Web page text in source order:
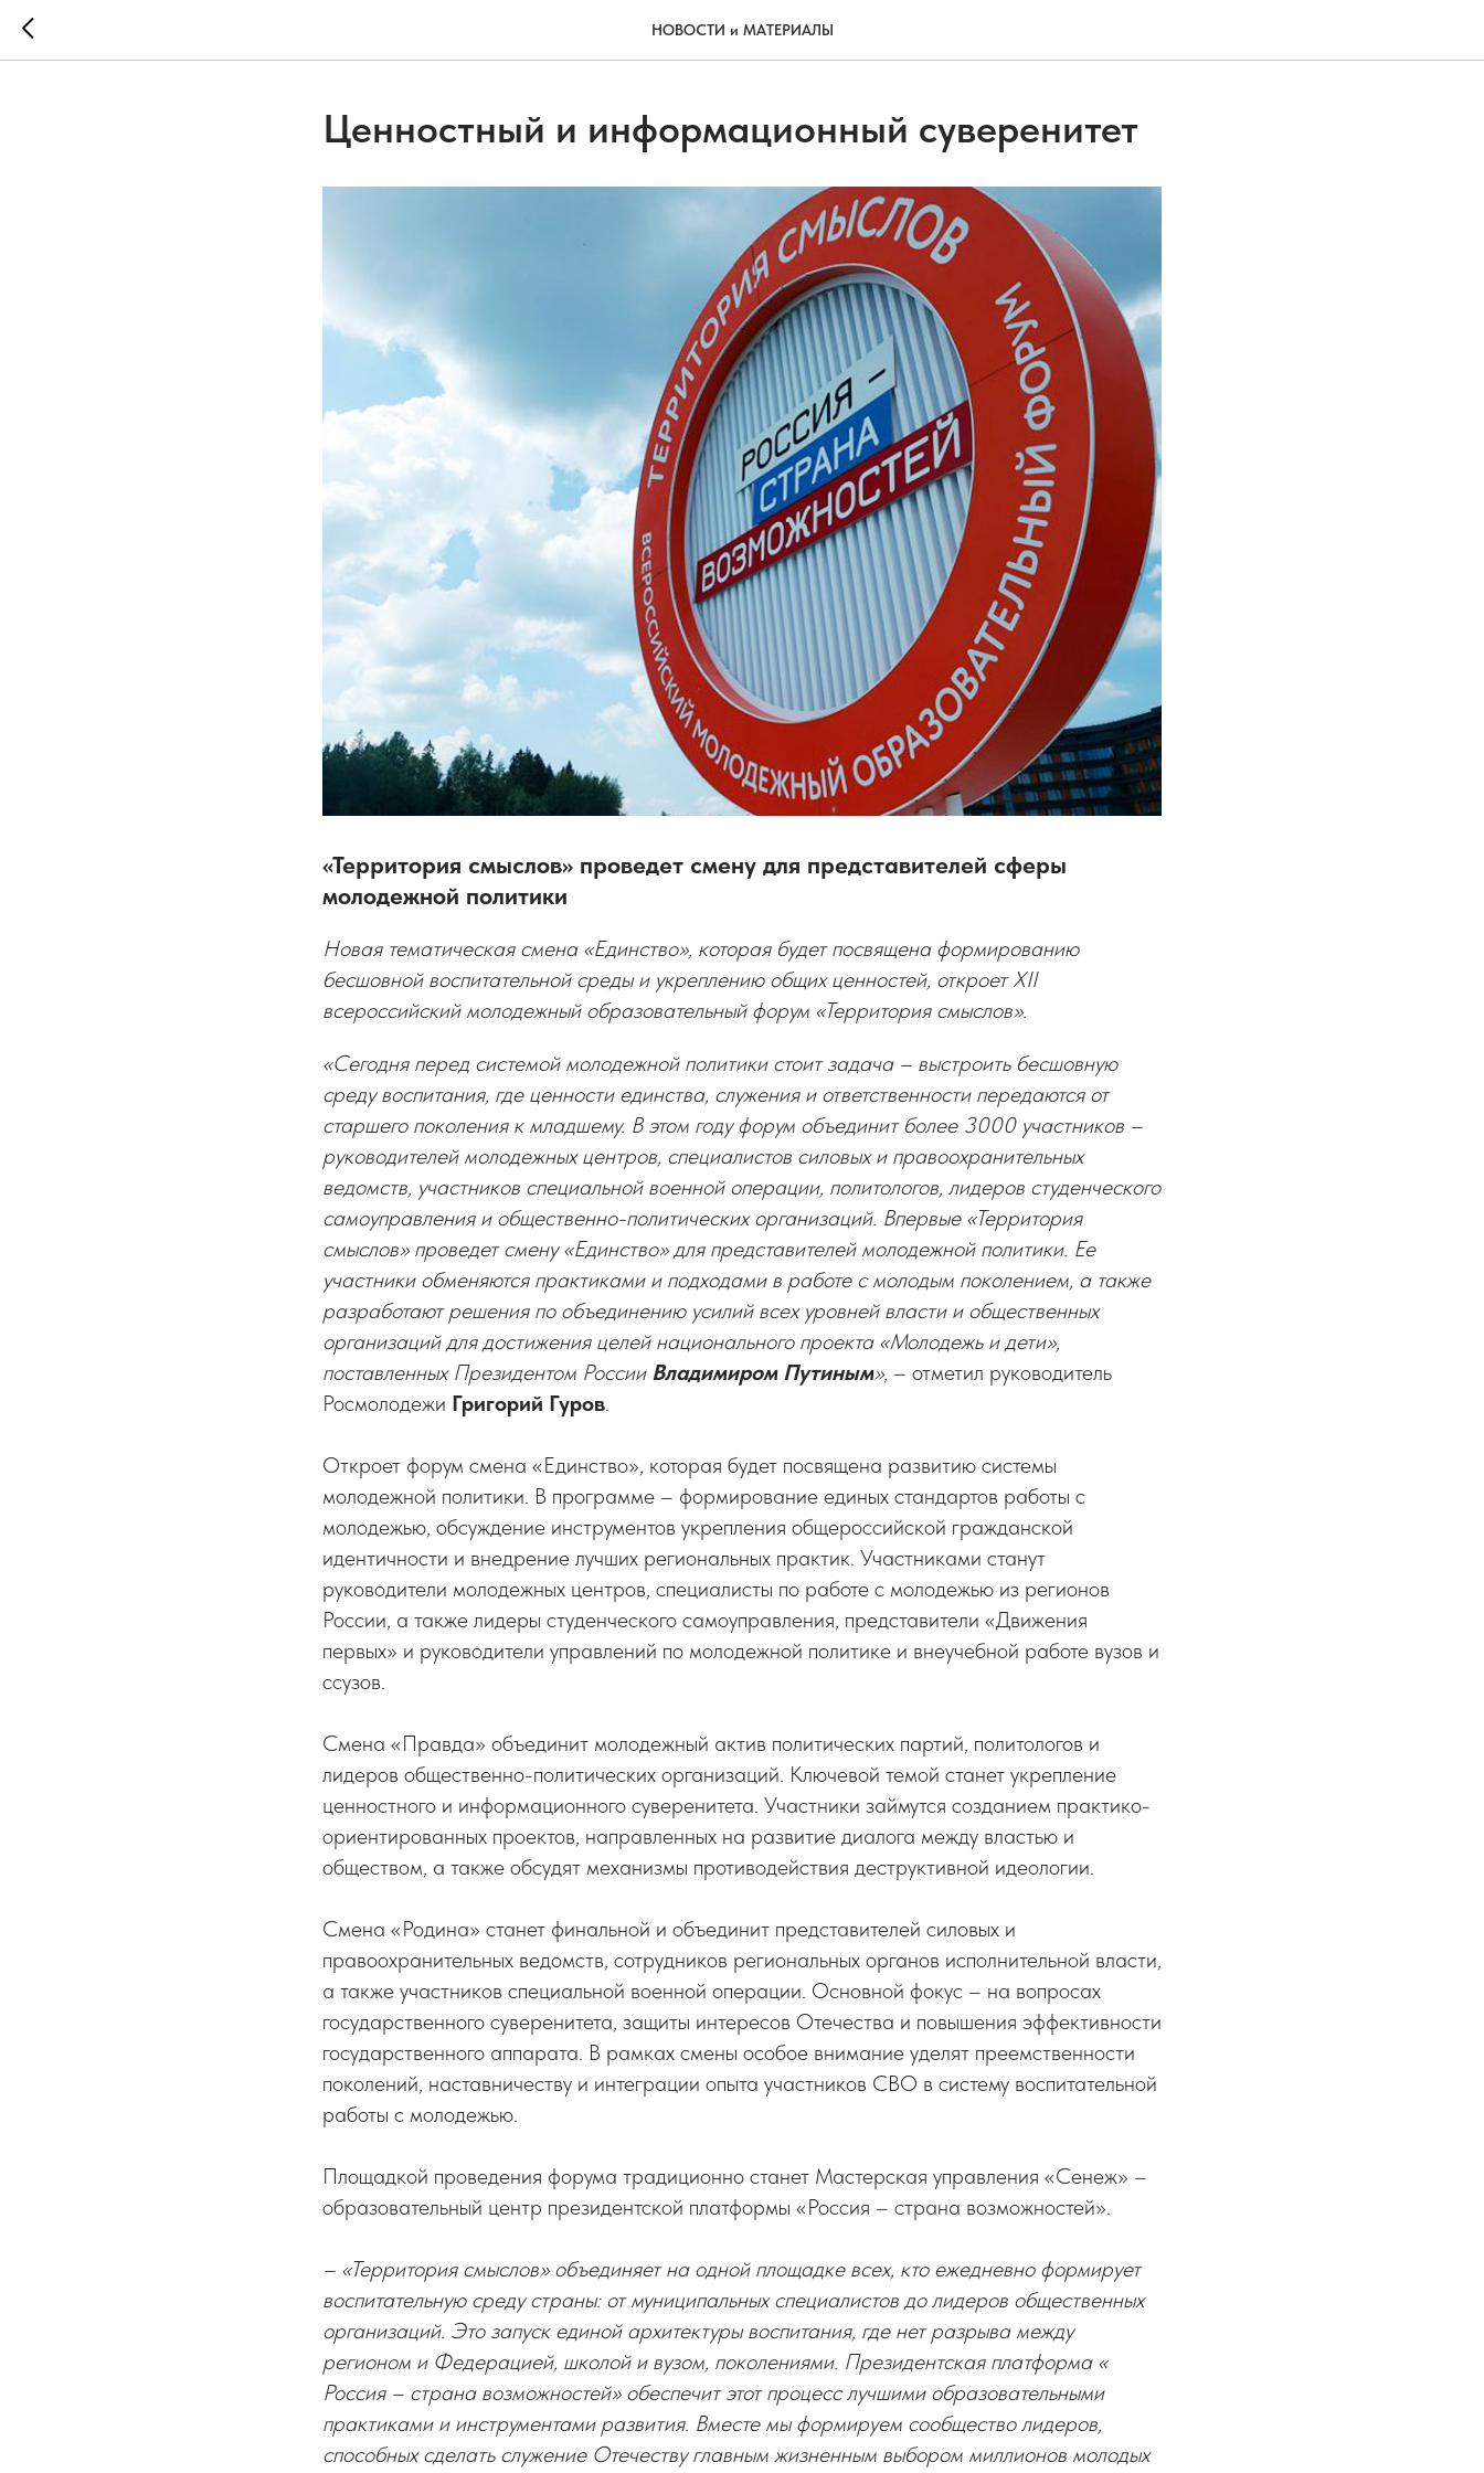
НОВОСТИ и МАТЕРИАЛЫ
Ценностный и информационный суверенитет
«Территория смыслов» проведет смену для представителей сферы
молодежной политики
Новая тематическая смена «Единство», которая будет посвящена формированию
бесшовной воспитательной среды и укреплению общих ценностей, откроет XII
всероссийский молодежный образовательный форум «Территория смыслов».
«Сегодня перед системой молодежной политики стоит задача – выстроить бесшовную
среду воспитания, где ценности единства, служения и ответственности передаются от
старшего поколения к младшему. В этом году форум объединит более 3000 участников –
руководителей молодежных центров, специалистов силовых и правоохранительных
ведомств, участников специальной военной операции, политологов, лидеров студенческого
самоуправления и общественно-политических организаций. Впервые «Территория
смыслов» проведет смену «Единство» для представителей молодежной политики. Ее
участники обменяются практиками и подходами в работе с молодым поколением, а также
разработают решения по объединению усилий всех уровней власти и общественных
организаций для достижения целей национального проекта «Молодежь и дети»,
поставленных Президентом России Владимиром Путиным», – отметил руководитель
Росмолодежи Григорий Гуров.
Откроет форум смена «Единство», которая будет посвящена развитию системы
молодежной политики. В программе – формирование единых стандартов работы с
молодежью, обсуждение инструментов укрепления общероссийской гражданской
идентичности и внедрение лучших региональных практик. Участниками станут
руководители молодежных центров, специалисты по работе с молодежью из регионов
России, а также лидеры студенческого самоуправления, представители «Движения
первых» и руководители управлений по молодежной политике и внеучебной работе вузов и
ссузов.
Смена «Правда» объединит молодежный актив политических партий, политологов и
лидеров общественно-политических организаций. Ключевой темой станет укрепление
ценностного и информационного суверенитета. Участники займутся созданием практико-
ориентированных проектов, направленных на развитие диалога между властью и
обществом, а также обсудят механизмы противодействия деструктивной идеологии.
Смена «Родина» станет финальной и объединит представителей силовых и
правоохранительных ведомств, сотрудников региональных органов исполнительной власти,
а также участников специальной военной операции. Основной фокус – на вопросах
государственного суверенитета, защиты интересов Отечества и повышения эффективности
государственного аппарата. В рамках смены особое внимание уделят преемственности
поколений, наставничеству и интеграции опыта участников СВО в систему воспитательной
работы с молодежью.
Площадкой проведения форума традиционно станет Мастерская управления «Сенеж» –
образовательный центр президентской платформы «Россия – страна возможностей».
– «Территория смыслов» объединяет на одной площадке всех, кто ежедневно формирует
воспитательную среду страны: от муниципальных специалистов до лидеров общественных
организаций. Это запуск единой архитектуры воспитания, где нет разрыва между
регионом и Федерацией, школой и вузом, поколениями. Президентская платформа «
Россия – страна возможностей» обеспечит этот процесс лучшими образовательными
практиками и инструментами развития. Вместе мы формируем сообщество лидеров,
способных сделать служение Отечеству главным жизненным выбором миллионов молодых